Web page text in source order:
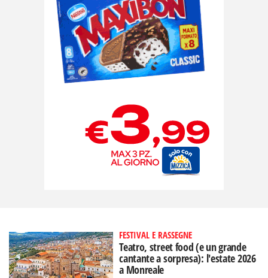
FESTIVAL E RASSEGNE
Teatro, street food (e un grande
cantante a sorpresa): l'estate 2026
a Monreale